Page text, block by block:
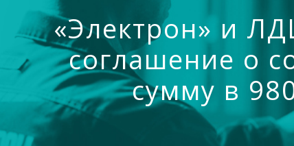
«Электрон» и
соглашение о
сумму в